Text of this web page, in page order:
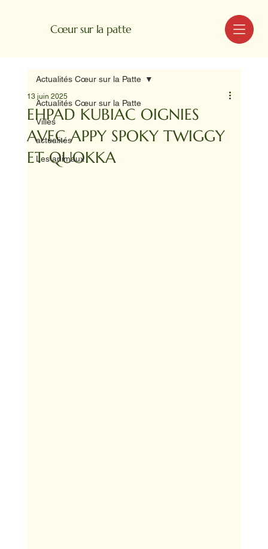
Cœur sur la patte MENU
Actualités Cœur sur la Patte
Villes
actualités
Les animaux
Actualités Cœur sur la Patte
EHPAD KUBIAC OIGNIES
AVEC APPY SPOKY TWIGGY
ET QUOKKA
13 juin 2025